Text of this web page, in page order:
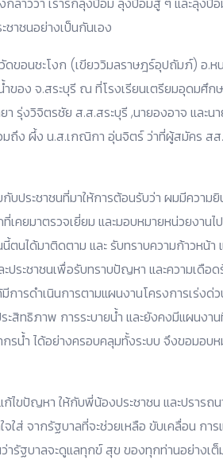
าชนอย่างเป็นกันเอง
ดขอนชะโงก (เขียววิมลราษฎร์อุปถัมภ์) อ.ห
ของ จ.สระบุรี ณ ที่โรงเรียนเตรียมอุดมศึ
รุ่งวิจิตรชัย ส.ส.สระบุรี ,นายองอาจ และน
มถึง ผึ้ง น.ส.เกณิกา อุ่นจิตร์ ว่าที่ผู้สมัคร สส
ประชาชนที่มาให้การต้อนรับว่า ผมมีความ
คยมาตรวจเยี่ยม และมอบหมายหน่วยงานไ
นได้มาติดตาม และ รับทราบความก้าวหน้า
ระชาชนเพื่อรับทราบปัญหา และความเดือ
การดำเนินการตามแผนงานโครงการเร่งด่
สิทธิภาพ การระบายน้ำ และยังคงมีแผนงา
น้ำ ได้อย่างครอบคลุมทั้งระบบ จึงขอมอบห
ก้ไขปัญหา ให้กับพี่น้องประชาชน และปรารถ
ใส่ จากรัฐบาลที่จะช่วยเหลือ ขับเคลื่อน กา
รัฐบาลจะดูแลทุกข์ สุข ของทุกท่านอย่างเต็